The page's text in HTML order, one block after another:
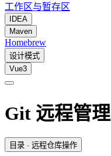
工作区与暂存区
IDEA
Maven
Homebrew
设计模式
Vue3
Git 远程管理
目录 · 远程仓库操作